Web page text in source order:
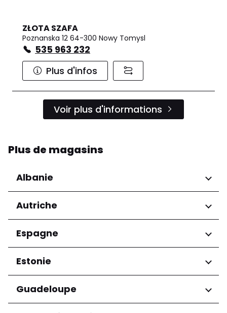
ZŁOTA SZAFA
Poznanska 12 64-300 Nowy Tomysl
535 963 232
Plus d'infos
Voir plus d'informations
Plus de magasins
Albanie
Régions
Préfecture de Tirana
Autriche
Régions
Niederösterreich
Salzburg
Wien
Espagne
Régions
Andalucía
Estonie
Régions
Harju maakond
Guadeloupe